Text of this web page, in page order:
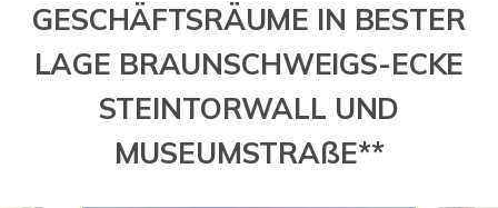
GESCHÄFTSRÄUME IN BESTER
LAGE BRAUNSCHWEIGS-ECKE
STEINTORWALL UND
MUSEUMSTRAßE**